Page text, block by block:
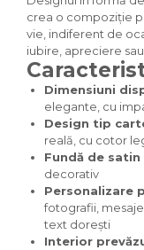
crea o compoziție
vie, indiferent de
iubire, apreciere
Dimensiuni
elegante, cu
Design tip
reală, cu cotor
Fundă de
decorativ
Personalizare
fotografii,
text dorești
Interior